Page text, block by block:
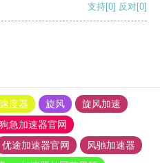
支持[0] 反对[0]
度器 旋风
旋风加速
狗急加速器官网
优途加速器官网
风驰加速器